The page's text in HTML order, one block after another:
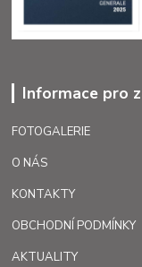
Informace pro
FOTOGALERIE
O NÁS
KONTAKTY
OBCHODNÍ PODMÍNKY
AKTUALITY